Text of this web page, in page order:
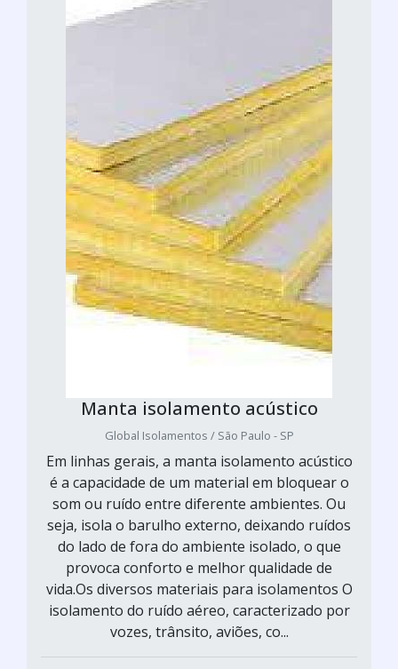
Manta isolamento acústico
Global Isolamentos / São Paulo - SP
Em linhas gerais, a manta isolamento acústico
é a capacidade de um material em bloquear o
som ou ruído entre diferente ambientes. Ou
seja, isola o barulho externo, deixando ruídos
do lado de fora do ambiente isolado, o que
provoca conforto e melhor qualidade de
vida.Os diversos materiais para isolamentos O
isolamento do ruído aéreo, caracterizado por
vozes, trânsito, aviões, co...